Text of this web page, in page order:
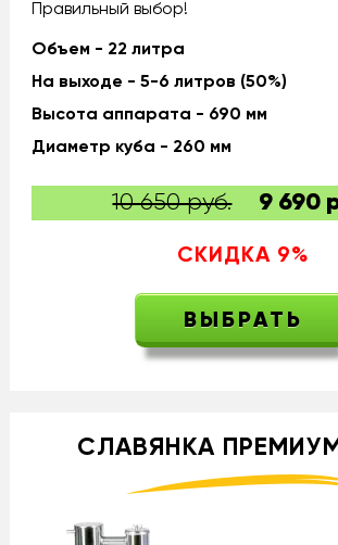
Правильный выбор!
Объем - 22 литра
На выходе - 5-6 литров (50%)
Высота аппарата - 690 мм
Диаметр куба - 260 мм
10 650 руб. 9 690
СКИДКА 9%
ВЫБРАТЬ
СЛАВЯНКА